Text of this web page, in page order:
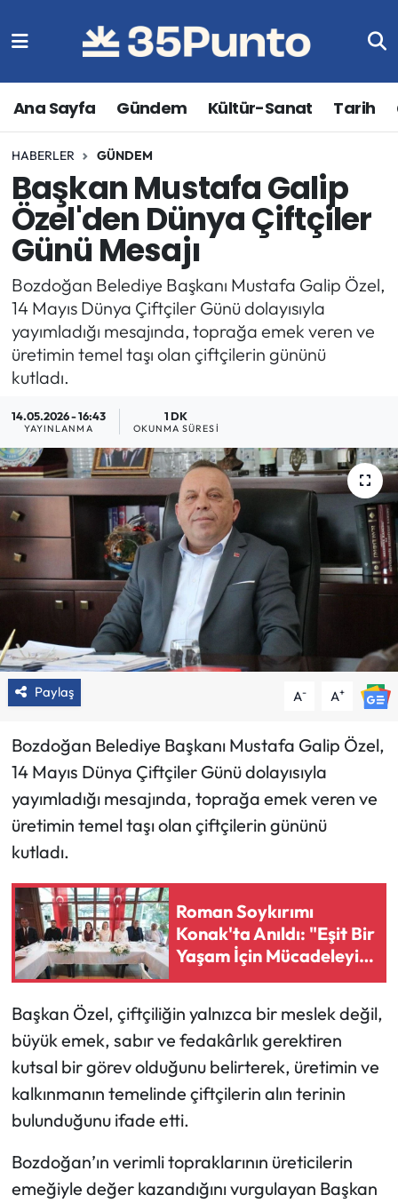
Ana Sayfa Gündem Kültür-Sanat Tarih
HABERLER GÜNDEM
Başkan Mustafa Galip
Özel'den Dünya Çiftçiler
Günü Mesajı
Bozdoğan Belediye Başkanı Mustafa Galip Özel,
14 Mayıs Dünya Çiftçiler Günü dolayısıyla
yayımladığı mesajında, toprağa emek veren ve
üretimin temel taşı olan çiftçilerin gününü
kutladı.
14.05.2026 - 16:43
YAYINLANMA
1 DK
OKUNMA SÜRESI
Paylaş A- A+
Bozdoğan Belediye Başkanı Mustafa Galip Özel,
14 Mayıs Dünya Çiftçiler Günü dolayısıyla
yayımladığı mesajında, toprağa emek veren ve
üretimin temel taşı olan çiftçilerin gününü
kutladı.
Roman Soykırımı
Konak'ta Anıldı: "Eşit Bir
Yaşam İçin Mücadeleyi
Sürdüreceğiz"
Başkan Özel, çiftçiliğin yalnızca bir meslek değil,
büyük emek, sabır ve fedakârlık gerektiren
kutsal bir görev olduğunu belirterek, üretimin ve
kalkınmanın temelinde çiftçilerin alın terinin
bulunduğunu ifade etti.
Bozdoğan’ın verimli topraklarının üreticilerin
emeğiyle değer kazandığını vurgulayan Başkan